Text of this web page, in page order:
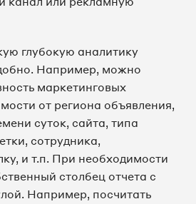
глубокую аналитику
Например, можно
маркетинговых
от региона объявления,
суток, сайта, типа
сотрудника,
и т.п. При необходимости
столбец отчета с
Например, посчитать